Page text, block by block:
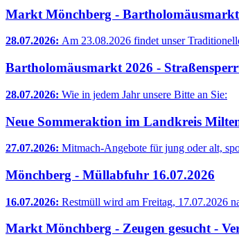
Markt Mönchberg -
28.07.2026: Am 23.08.2026 findet unser
Bartholomäusmarkt 2026 -
28.07.2026: Wie in jedem Jahr unsere Bitte an Sie:
Neue Sommeraktion im Landkreis
27.07.2026: Mitmach-Angebote für jung oder alt,
Mönchberg - Müllabfuhr 16.07.2026
16.07.2026: Restmüll wird am Freitag, 17.07.2026
Markt Mönchberg - Zeugen gesucht -